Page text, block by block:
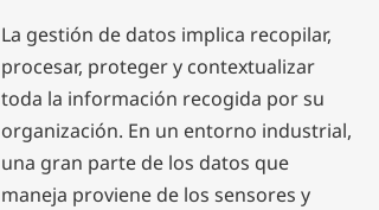
La gestión de datos implica recopilar,
procesar, proteger y contextualizar
toda la información recogida por su
organización. En un entorno industrial,
una gran parte de los datos que
maneja proviene de los sensores y